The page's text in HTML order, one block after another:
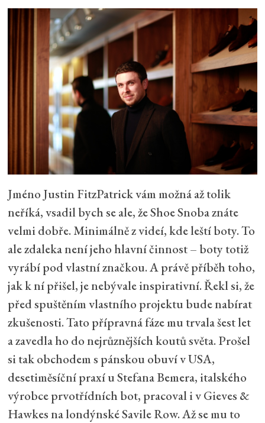
Jméno Justin FitzPatrick vám možná až tolik
neříká, vsadil bych se ale, že Shoe Snoba znáte
velmi dobře. Minimálně z videí, kde leští boty. To
ale zdaleka není jeho hlavní činnost – boty totiž
vyrábí pod vlastní značkou. A právě příběh toho,
jak k ní přišel, je nebývale inspirativní. Řekl si, že
před spuštěním vlastního projektu bude nabírat
zkušenosti. Tato přípravná fáze mu trvala šest let
a zavedla ho do nejrůznějších koutů světa. Prošel
si tak obchodem s pánskou obuví v USA,
desetiměsíční praxí u Stefana Bemera, italského
výrobce prvotřídních bot, pracoval i v Gieves &
Hawkes na londýnské Savile Row. Až se mu to